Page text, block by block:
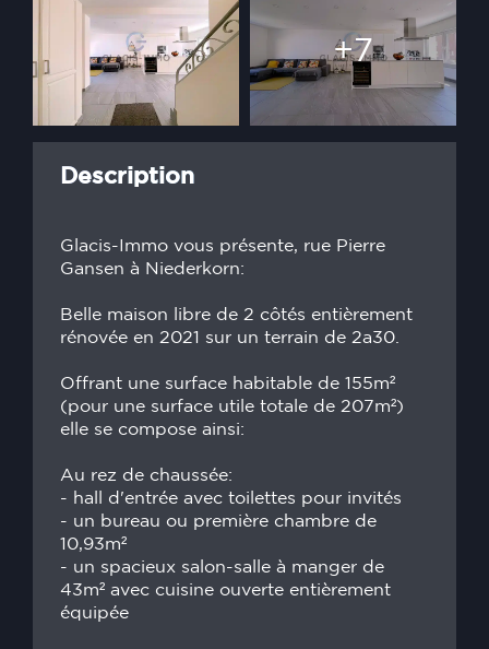
+7
Description
Glacis-Immo vous présente, rue Pierre
Gansen à Niederkorn:
Belle maison libre de 2 côtés entièrement
rénovée en 2021 sur un terrain de 2a30.
Offrant une surface habitable de 155m²
(pour une surface utile totale de 207m²)
elle se compose ainsi:
Au rez de chaussée:
- hall d'entrée avec toilettes pour invités
- un bureau ou première chambre de
10,93m²
- un spacieux salon-salle à manger de
43m² avec cuisine ouverte entièrement
équipée